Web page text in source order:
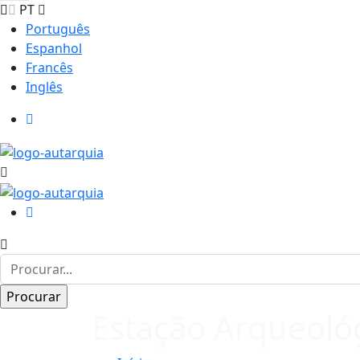
PT
Português
Espanhol
Francês
Inglês